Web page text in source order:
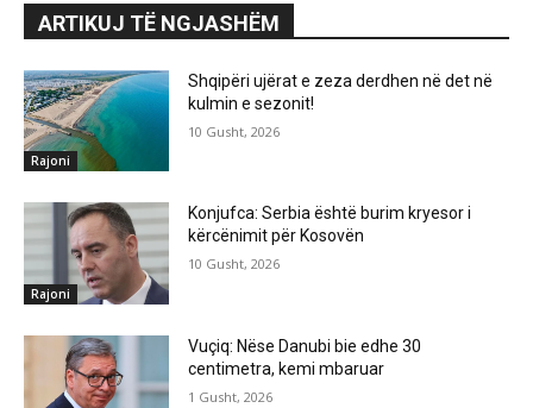
ARTIKUJ TË NGJASHËM
Rajoni
Shqipëri ujërat e zeza derdhen në det në
kulmin e sezonit!
10 Gusht, 2026
Rajoni
Konjufca: Serbia është burim kryesor i
kërcënimit për Kosovën
10 Gusht, 2026
Vuçiq: Nëse Danubi bie edhe 30
centimetra, kemi mbaruar
1 Gusht, 2026